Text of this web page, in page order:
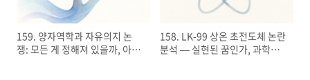
159. 양자역학과 자유의지 논
쟁: 모든 게 정해져 있을까, 아니
158. LK-99 상온 초전도체 논란
분석 — 실현된 꿈인가, 과학적